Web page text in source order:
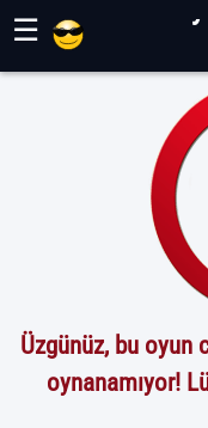
☰
Üzgünüz, bu oyun
oynanamıyor!